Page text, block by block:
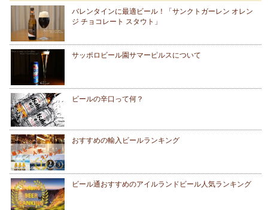
バレンタインに最適ビール！「サンクトガーレン オレン
ジ チョコレート スタウト」
サッポロビール園サマーピルスについて
ビールの辛口って何？
おすすめの輸入ビールランキング
ビール通おすすめのアイルランドビール人気ランキング